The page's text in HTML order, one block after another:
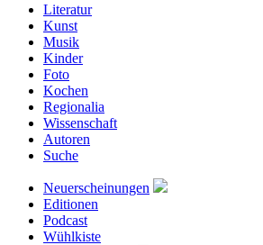
Literatur
Kunst
Musik
Kinder
Foto
Kochen
Regionalia
Wissenschaft
Autoren
Suche
Neuerscheinungen
Editionen
Podcast
Wühlkiste